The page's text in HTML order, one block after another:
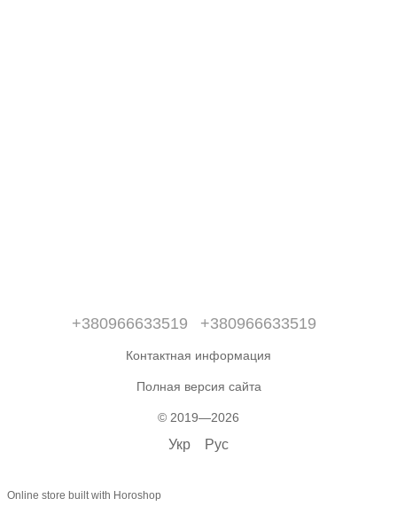
+380966633519 +380966633519
Контактная информация
Полная версия сайта
© 2019—2026
Укр Рус
Online store built with Horoshop